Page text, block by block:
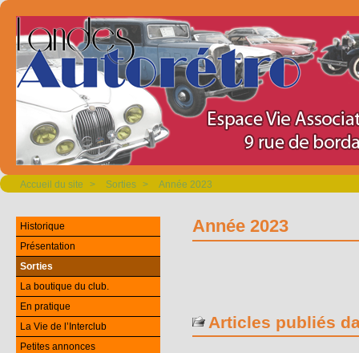
Accueil du site > Sorties > Année 2023
Année 2023
Articles publiés
Historique
Présentation
Sorties
La boutique du club.
En pratique
La Vie de l’Interclub
Petites annonces